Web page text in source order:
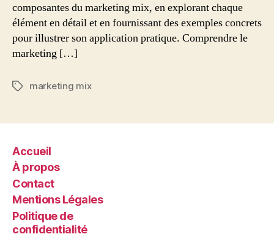
composantes du marketing mix, en explorant chaque
élément en détail et en fournissant des exemples concrets
pour illustrer son application pratique. Comprendre le
marketing […]
Étiquettes
marketing mix
Accueil
À propos
Contact
Mentions Légales
Politique de
confidentialité